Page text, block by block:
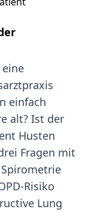
einfach
alt? Ist der
Husten
Fragen mit
Risiko
Lung